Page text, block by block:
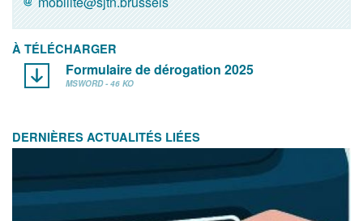
À TÉLÉCHARGER
Formulaire de dérogation 2025
MSWORD - 46 KO
DERNIÈRES ACTUALITÉS LIÉES